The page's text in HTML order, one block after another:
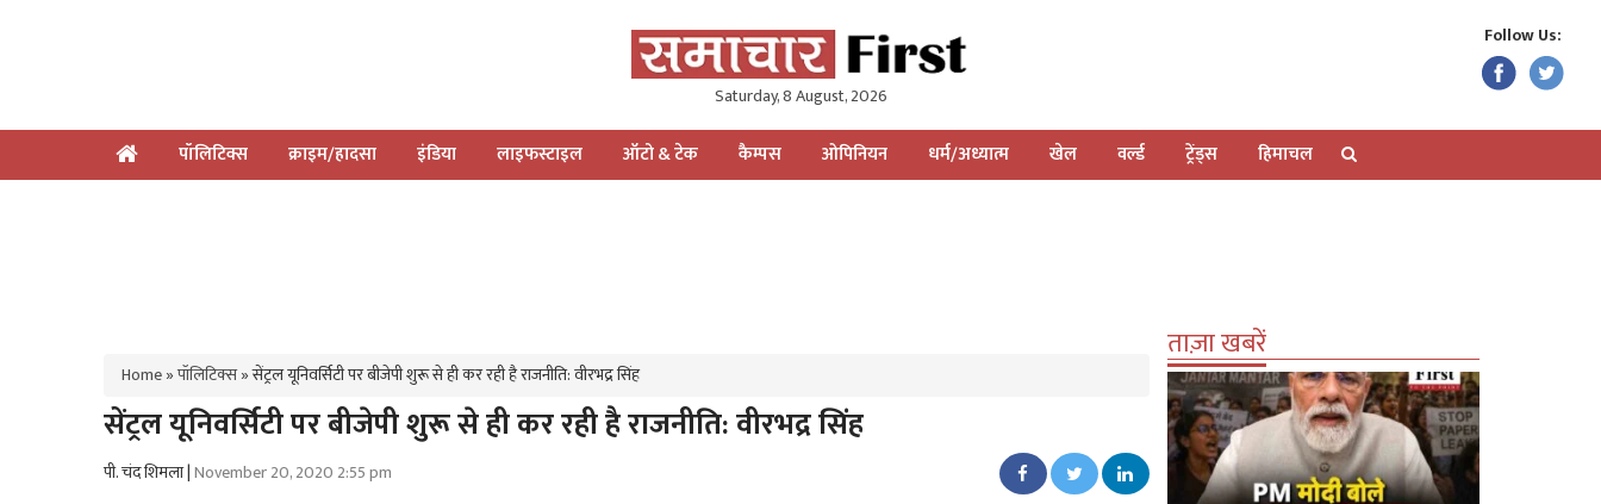
Saturday, 8 August, 2026
Follow Us:
पॉलिटिक्स क्राइम/हादसा इंडिया लाइफस्टाइल ऑटो & टेक कैम्पस ओपिनियन धर्म/अध्यात्म खेल वर्ल्ड ट्रेंड्स हिमाचल
Home»पॉलिटिक्स»सेंट्रल यूनिवर्सिटी पर बीजेपी शुरू से ही कर रही है राजनीति: वीरभद्र सिंह
सेंट्रल यूनिवर्सिटी पर बीजेपी शुरू से ही कर रही है राजनीति: वीरभद्र सिंह
पी. चंद शिमला |November 20, 2020 2:55 pm
ताज़ा खबरें